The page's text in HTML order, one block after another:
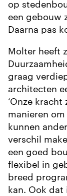
op
een gebouw
Daarna pas
Molter heeft
graag
architecten
‘Onze
manieren
kunnen
verschil
een goed
flexibel in
breed
kan. Ook dat